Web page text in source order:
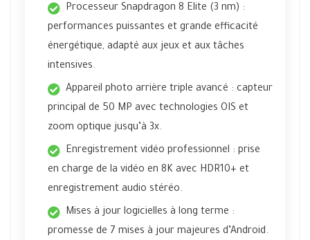
Processeur Snapdragon 8 Elite (3 nm) :
performances puissantes et grande efficacité
énergétique, adapté aux jeux et aux tâches
intensives.
Appareil photo arrière triple avancé : capteur
principal de 50 MP avec technologies OIS et
zoom optique jusqu’à 3x.
Enregistrement vidéo professionnel : prise
en charge de la vidéo en 8K avec HDR10+ et
enregistrement audio stéréo.
Mises à jour logicielles à long terme :
promesse de 7 mises à jour majeures d’Android.